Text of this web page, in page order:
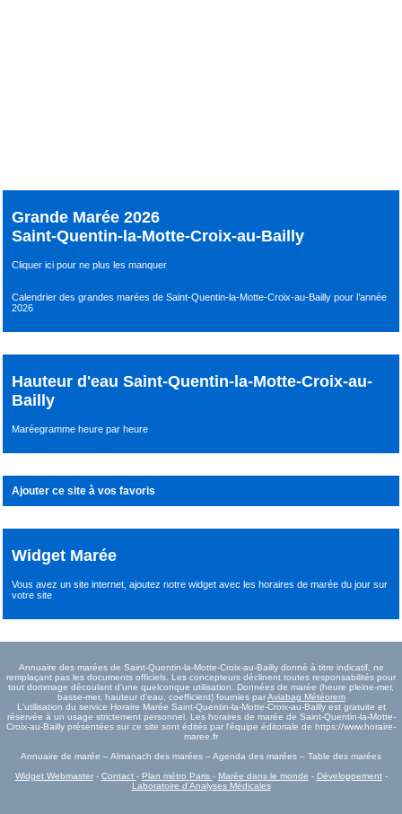
Grande Marée 2026
Saint-Quentin-la-Motte-Croix-au-Bailly
Cliquer ici pour ne plus les manquer
Calendrier des grandes marées de Saint-Quentin-la-Motte-Croix-au-Bailly pour l’année
2026
Hauteur d'eau Saint-Quentin-la-Motte-Croix-au-
Bailly
Maréegramme heure par heure
Ajouter ce site à vos favoris
Widget Marée
Vous avez un site internet,ajoutez notre widget avec les horaires de marée du joursur
votre site
Annuaire des marées de Saint-Quentin-la-Motte-Croix-au-Bailly donné à titre indicatif, ne
remplaçant pas les documents officiels. Les concepteurs déclinent toutes responsabilités pour
tout dommage découlant d'une quelconque utilisation. Données de marée (heure pleine-mer,
basse-mer, hauteur d'eau, coefficient) fournies parAviabag Météorem
L'utilisation du service Horaire Marée Saint-Quentin-la-Motte-Croix-au-Bailly est gratuite et
réservée à un usage strictement personnel. Les horaires de marée de Saint-Quentin-la-Motte-
Croix-au-Bailly présentées sur ce site sont édités par l'équipe éditoriale de https://www.horaire-
maree.fr
Annuaire de marée – Almanach des marées – Agenda des marées – Table des marées
Widget Webmaster- Contact - Plan métro Paris - Marée dans le monde - Développement-
Laboratoire d'Analyses Médicales